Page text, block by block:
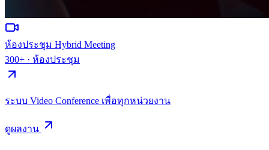
ห้องประชุม Hybrid Meeting
300+ · ห้องประชุม
ระบบ Video Conference เพื่อทุกหน่วยงาน
ดูผลงาน